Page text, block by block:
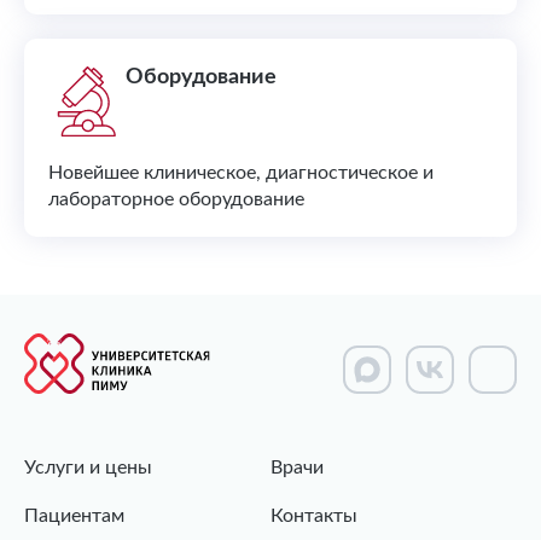
Оборудование
Новейшее клиническое, диагностическое и
лабораторное оборудование
Услуги и цены Врачи
Пациентам Контакты